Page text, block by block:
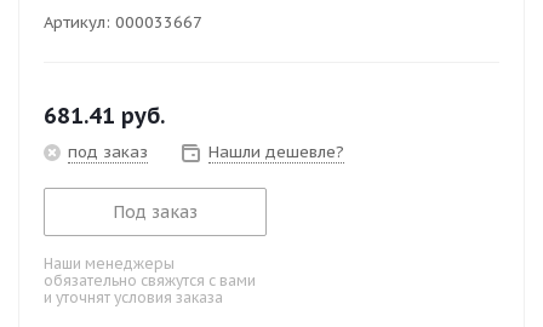
Артикул: 000033667
681.41 руб.
под заказ Нашли дешевле?
Под заказ
Наши менеджеры
обязательно свяжутся с вами
и уточнят условия заказа